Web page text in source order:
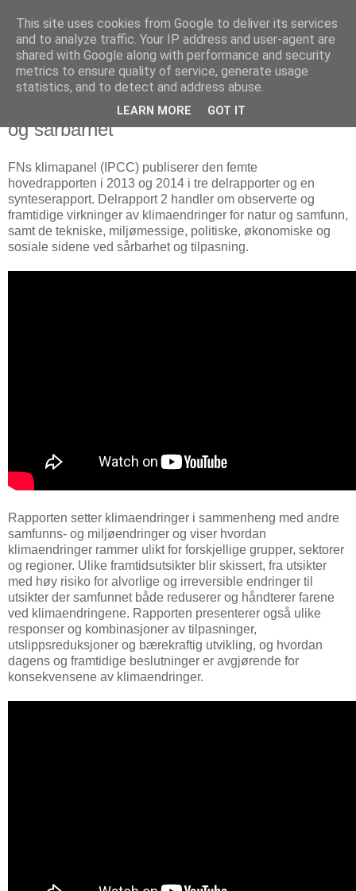
Arkitektur & Miljøteknologi
02 april 2014
FNs klimapanel om virkninger, tilpasning
og sårbarhet
FNs klimapanel (IPCC) publiserer den femte
hovedrapporten i 2013 og 2014 i tre delrapporter og en
synteserapport. Delrapport 2 handler om observerte og
framtidige virkninger av klimaendringer for natur og samfunn,
samt de tekniske, miljømessige, politiske, økonomiske og
sosiale sidene ved sårbarhet og tilpasning.
Rapporten setter klimaendringer i sammenheng med andre
samfunns- og miljøendringer og viser hvordan
klimaendringer rammer ulikt for forskjellige grupper, sektorer
og regioner. Ulike framtidsutsikter blir skissert, fra utsikter
med høy risiko for alvorlige og irreversible endringer til
utsikter der samfunnet både reduserer og håndterer farene
ved klimaendringene. Rapporten presenterer også ulike
responser og kombinasjoner av tilpasninger,
utslippsreduksjoner og bærekraftig utvikling, og hvordan
dagens og framtidige beslutninger er avgjørende for
konsekvensene av klimaendringer.
This site uses cookies from Google to deliver its services
and to analyze traffic. Your IP address and user-agent are
shared with Google along with performance and security
metrics to ensure quality of service, generate usage
statistics, and to detect and address abuse.
LEARN MORE GOT IT